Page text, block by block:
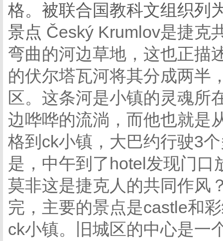
格。被联合国教科文组织列
景点 Český Krumlov是捷克
弯曲的河边草地，这也正描
的伏尔塔瓦河将其分成两半
区。这条河是小镇的灵魂所
边哗哗的流淌，而他也就是
格到ck小镇，大巴约行驶3
是，中午到了hotel发现门口
莫非这是捷克人的共同作风
完，主要的景点是castle和
ck小镇。旧城区的中心是一